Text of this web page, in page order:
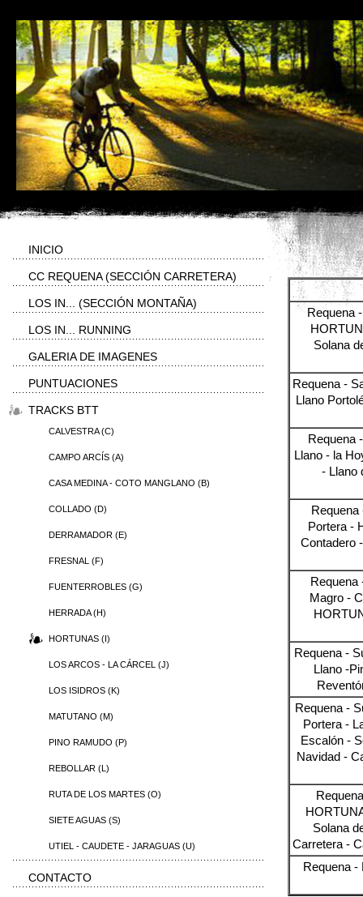
Requena
Solana
Requena -
Llano
Requena
Llano - la
- Llano
Requena
Portera -
Contadero
Requena
Magro -
Requena -
Llano -
Requena -
Portera -
Escalón -
Navidad -
Solana
Carretera -
Requena -
INICIO
CC REQUENA (SECCIÓN CARRETERA)
LOS IN... (SECCIÓN MONTAÑA)
LOS IN... RUNNING
GALERIA DE IMAGENES
PUNTUACIONES
TRACKS BTT
CALVESTRA (C)
CAMPO ARCÍS (A)
CASA MEDINA - COTO MANGLANO (B)
COLLADO (D)
DERRAMADOR (E)
FRESNAL (F)
FUENTERROBLES (G)
HERRADA (H)
HORTUNAS (I)
LOS ARCOS - LA CÁRCEL (J)
LOS ISIDROS (K)
MATUTANO (M)
PINO RAMUDO (P)
REBOLLAR (L)
RUTA DE LOS MARTES (O)
SIETE AGUAS (S)
UTIEL - CAUDETE - JARAGUAS (U)
CONTACTO